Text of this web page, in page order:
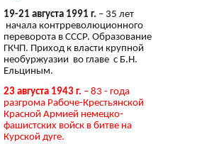
19-21 августа 1991 г. – 35 лет
начала контрреволюционного
переворота в СССР. Образование
ГКЧП. Приход к власти крупной
необуржуазии во главе с Б.Н.
Ельциным.
23 августа 1943 г. – 83 - года
разгрома Рабоче-Крестьянской
Красной Армией немецко-
фашистских войск в битве на
Курской дуге.